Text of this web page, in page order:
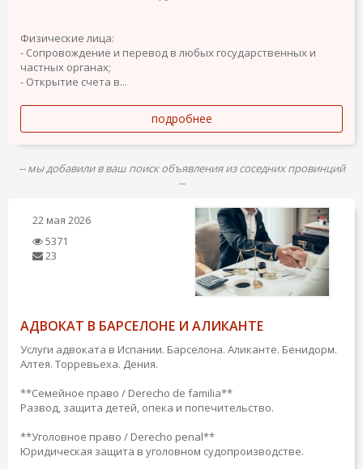
Физические лица:
- Сопровождение и перевод в любых государственных и
частных органах;
- Открытие счета в...
подробнее
-- мы добавили в ваш поиск объявления из соседних провинций
--
22 мая 2026
5371
23
АДВОКАТ В БАРСЕЛОНЕ И АЛИКАНТЕ
Услуги адвоката в Испании. Барселона. Аликанте. Бенидорм.
Алтея. Торревьеха. Дения.
**Семейное право / Derecho de familia**
Развод, защита детей, опека и попечительство.
**Уголовное право / Derecho penal**
Юридическая защита в уголовном судопроизводстве.